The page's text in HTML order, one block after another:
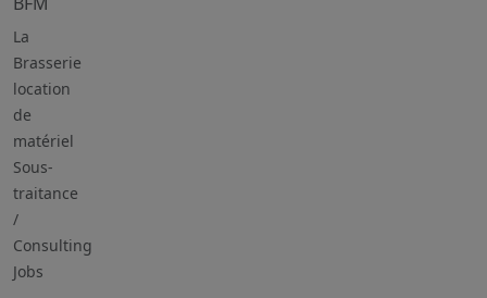
La
Brasserie
location
de
matériel
Sous-
traitance
/
Consulting
Jobs